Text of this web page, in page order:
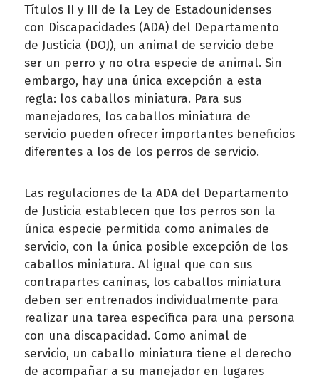
Títulos II y III de la Ley de Estadounidenses
con Discapacidades (ADA) del Departamento
de Justicia (DOJ), un animal de servicio debe
ser un perro y no otra especie de animal. Sin
embargo, hay una única excepción a esta
regla: los caballos miniatura. Para sus
manejadores, los caballos miniatura de
servicio pueden ofrecer importantes beneficios
diferentes a los de los perros de servicio.
Las regulaciones de la ADA del Departamento
de Justicia establecen que los perros son la
única especie permitida como animales de
servicio, con la única posible excepción de los
caballos miniatura. Al igual que con sus
contrapartes caninas, los caballos miniatura
deben ser entrenados individualmente para
realizar una tarea específica para una persona
con una discapacidad. Como animal de
servicio, un caballo miniatura tiene el derecho
de acompañar a su manejador en lugares